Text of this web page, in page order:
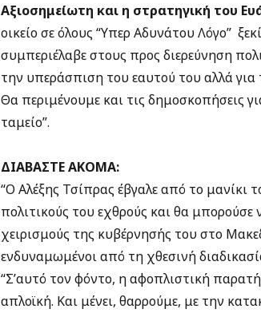
Αξιοσημείωτη και η στρατηγική του
οικείο σε όλους “Υπερ Αδυνάτου Λόγο”
συμπεριέλαβε στους προς διερεύνηση
την υπεράσπιση του εαυτού του αλλά
Θα περιμένουμε και τις δημοσκοπήσεις
ταμείο”.
ΔΙΑΒΑΣΤΕ ΑΚΟΜΑ:
“Ο Αλέξης Τσίπρας έβγαλε από το
πολιτικούς του εχθρούς και θα
χειρισμούς της κυβέρνησής του στο
ενδυναμωμένοι από τη χθεσινή
“Σ’αυτό τον φόντο, η αφοπλιστική
απλοϊκή. Και μένει, θαρρούμε, με την